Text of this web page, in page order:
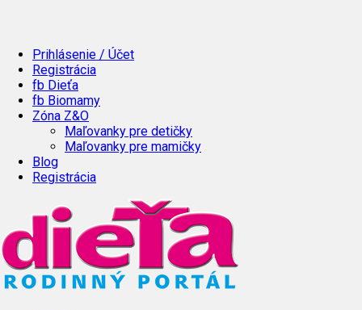
Prihlásenie / Účet
Registrácia
fb Dieťa
fb Biomamy
Zóna Z&O
Maľovanky pre detičky
Maľovanky pre mamičky
Blog
Registrácia